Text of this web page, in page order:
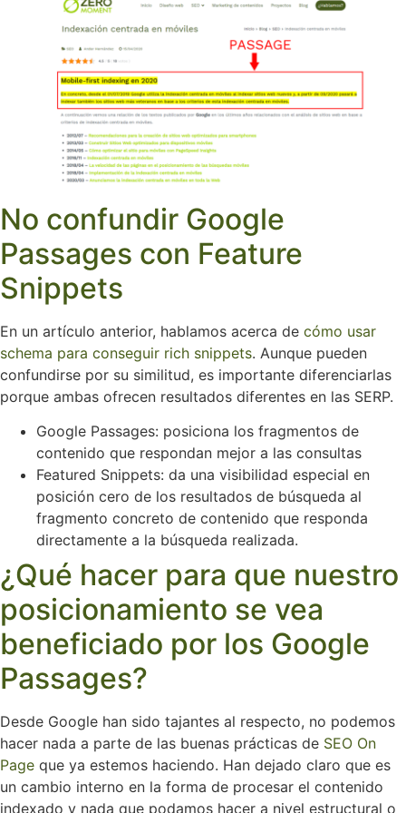
No confundir Google
Passages con Feature
Snippets
En un artículo anterior, hablamos acerca de cómo usar
schema para conseguir rich snippets. Aunque pueden
confundirse por su similitud, es importante diferenciarlas
porque ambas ofrecen resultados diferentes en las SERP.
Google Passages: posiciona los fragmentos de
contenido que respondan mejor a las consultas
Featured Snippets: da una visibilidad especial en
posición cero de los resultados de búsqueda al
fragmento concreto de contenido que responda
directamente a la búsqueda realizada.
¿Qué hacer para que nuestro
posicionamiento se vea
beneficiado por los Google
Passages?
Desde Google han sido tajantes al respecto, no podemos
hacer nada a parte de las buenas prácticas de SEO On
Page que ya estemos haciendo. Han dejado claro que es
un cambio interno en la forma de procesar el contenido
indexado y nada que podamos hacer a nivel estructural o